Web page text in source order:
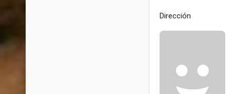
Dirección